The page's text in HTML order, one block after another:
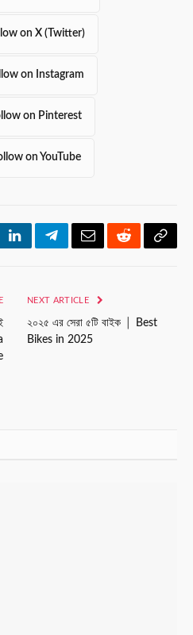
on X (Twitter)
on Instagram
on Pinterest
on YouTube
LinkedInTelegramEmailRedditCopy
NEXT ARTICLE
২০২৫ এর সেরা ৫টি বাইক │ Best
Bikes in 2025